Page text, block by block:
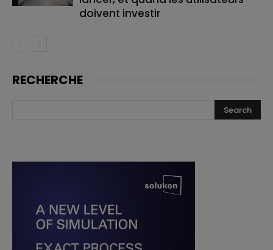
doivent investir
RECHERCHE